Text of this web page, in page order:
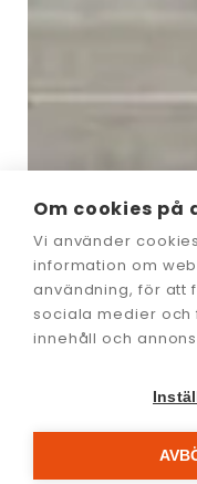
Om cookies på
Vi använder
information om
användning, för att
sociala medier
innehåll och